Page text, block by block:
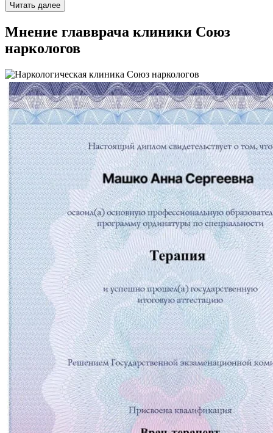
Читать далее
Мнение главврача клиники Союз
наркологов